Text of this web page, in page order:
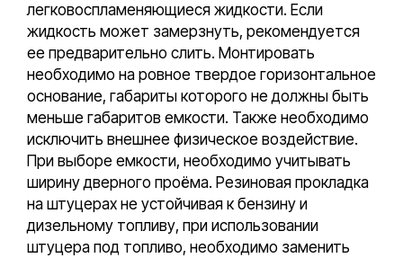
легковоспламеняющиеся жидкости. Если
жидкость может замерзнуть, рекомендуется
ее предварительно слить. Монтировать
необходимо на ровное твердое горизонтальное
основание, габариты которого не должны быть
меньше габаритов емкости. Также необходимо
исключить внешнее физическое воздействие.
При выборе емкости, необходимо учитывать
ширину дверного проёма. Резиновая прокладка
на штуцерах не устойчивая к бензину и
дизельному топливу, при использовании
штуцера под топливо, необходимо заменить